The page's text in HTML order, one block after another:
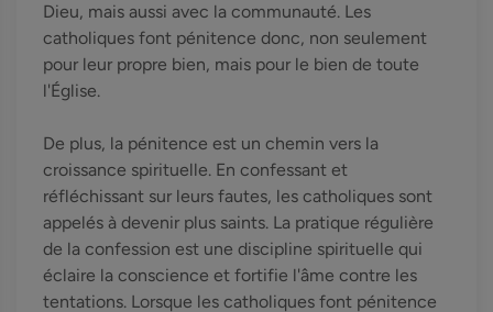
Dieu, mais aussi avec la communauté. Les
catholiques font pénitence donc, non seulement
pour leur propre bien, mais pour le bien de toute
l'Église.
De plus, la pénitence est un chemin vers la
croissance spirituelle. En confessant et
réfléchissant sur leurs fautes, les catholiques sont
appelés à devenir plus saints. La pratique régulière
de la confession est une discipline spirituelle qui
éclaire la conscience et fortifie l'âme contre les
tentations. Lorsque les catholiques font pénitence